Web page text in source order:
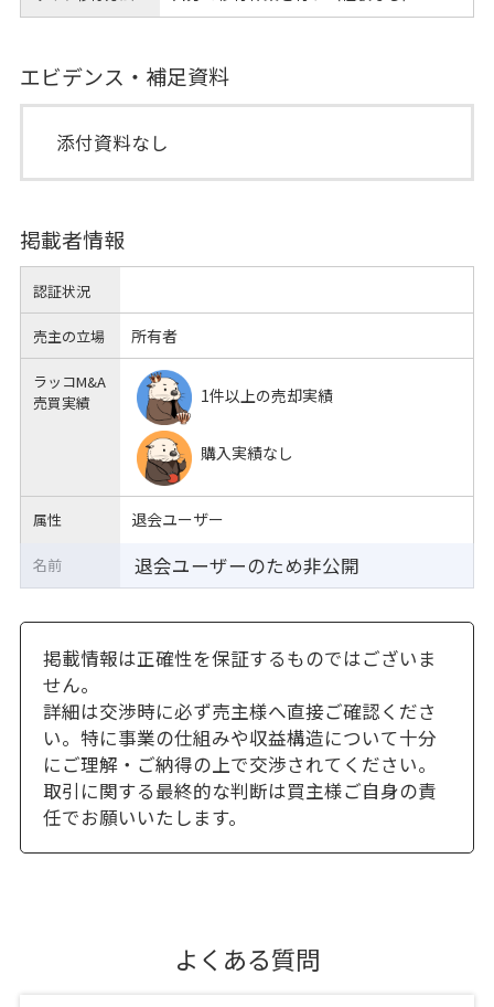
エビデンス・補足資料
添付資料なし
掲載者情報
認証状況
売主の立場 所有者
ラッコM&A
売買実績
1件以上の売却実績
購入実績なし
属性 退会ユーザー
退会ユーザーのため非公開
名前
掲載情報は正確性を保証するものではございま
せん。
詳細は交渉時に必ず売主様へ直接ご確認くださ
い。特に事業の仕組みや収益構造について十分
にご理解・ご納得の上で交渉されてください。
取引に関する最終的な判断は買主様ご自身の責
任でお願いいたします。
よくある質問